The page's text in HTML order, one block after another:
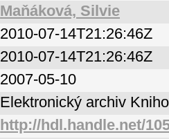
Maňáková, Silvie
2010-07-14T21:26:46Z
2010-07-14T21:26:46Z
2007-05-10
Elektronický archiv
http://hdl.handle.net/